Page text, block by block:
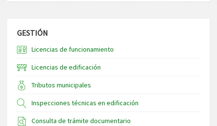
GESTIÓN
Licencias de funcionamiento
Licencias de edificación
Tributos municipales
Inspecciones técnicas en edificación
Consulta de trámite documentario